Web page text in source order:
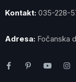
Kontakt: 035-228-
Adresa: Fočanska